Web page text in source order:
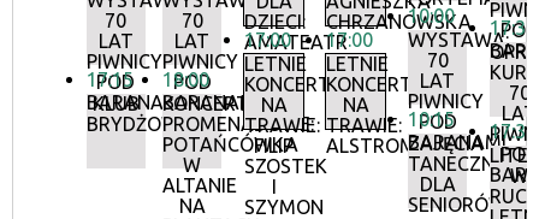
70
LAT
PIWNICY
POD
BARANAMI
17:15
KLUB
BRYDŻOWY
70
LAT
PIWNICY
POD
BARANAMI
18:00
KONCERTY
PROMENADOWE:
POTAŃCÓWKA
W
ALTANIE
NA
DZIECI:
AMATEATR
17:00
LETNIE
KONCERTY
NA
TRAWIE:
FILIP
SZOSTEK
I
SZYMON
CHRZANOWSKA
17:00
LETNIE
KONCERTY
NA
TRAWIE:
ALSTROMERIE
10:00
WYSTAWA:
70
LAT
PIWNICY
POD
BARANAMI
10:15
ZAJĘCIA
TANECZNE
DLA
SENIORÓW
POD
17:30
70
LAT
POD
17:30
W